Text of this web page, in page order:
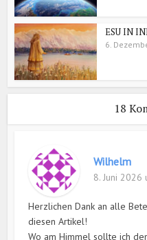
ESU IN
6.
18
Wilhelm
8. Juni 2026
Herzlichen Dank an alle
diesen Artikel!
Wo am Himmel sollte ich